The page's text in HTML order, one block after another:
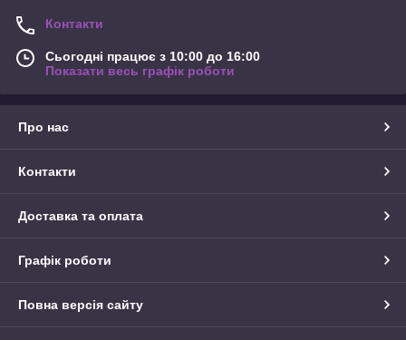
Контакти
Сьогодні працює з 10:00 до 16:00
Показати весь графік роботи
Про нас
Контакти
Доставка та оплата
Графік роботи
Повна версія сайту